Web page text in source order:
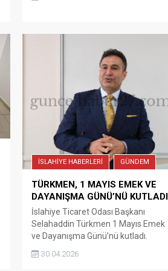
tutuklandı.
İSLAHİYE HABERLERİ GÜNDEM
TÜRKMEN, 1 MAYIS EMEK VE
DAYANIŞMA GÜNÜ’NÜ KUTLADI
İslahiye Ticaret Odası Başkanı
Selahaddin Türkmen 1 Mayıs Emek
ve Dayanışma Günü’nü kutladı.
şunları kaydetti: “Ülkemizin
30.04.2026